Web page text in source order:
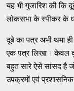
यह भी गुजारिश की कि
लोकसभा के स्पीकर के
दूबे का पत्र अभी थमा
एक पत्र लिखा। केवल
बहुत सारे ऐसे सांसद है
उपक्रमों एवं